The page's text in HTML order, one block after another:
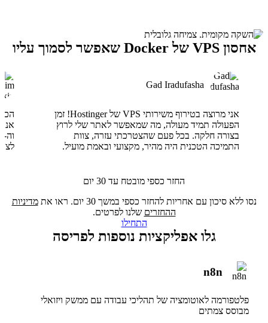
אחסון VPS של Docker שאפשר לסמוך עליו
Gad Iradufasha
אני מרוצה בטירוף משירותי VPS של Hostinger! זמן
הפעולה תמיד מעולה, מה שמאפשר לאתר שלי לרוץ
בצורה חלקה. בכל פעם שהצטרכתי עזרה, צוות
התמיכה הטכנית היה מהיר, מקצועי ובאמת מועיל.
החזר כספי מובטח עד 30 יום
נסו ללא סיכון עם אחריות להחזר כספי במשך 30 יום. ראו את
מדיניות
ההחזרים שלנו לפרטים.
התחילו
גלו אפליקציות נוספות לפריסה
n8n
פלטפורמה לאוטומציה של תהליכי עבודה עם ממשק ויזואלי
מבוסס צמתים